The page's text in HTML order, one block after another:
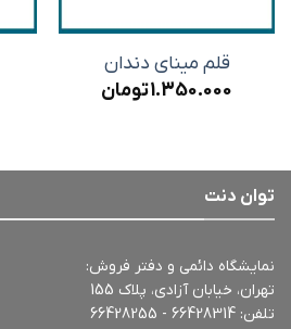
قلم مینای دندان
1.350.000تومان
توان دنت
نمایشگاه دائمی و دفتر فروش:
تهران، خیابان آزادی، پلاک 155
تلفن: 66428314 - 66428255